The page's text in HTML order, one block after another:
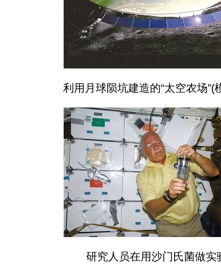
利用月球陨坑建造的“太空农场”(
研究人员在用沙门氏菌做实